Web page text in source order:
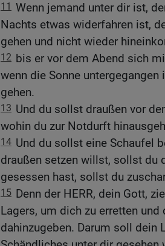
11 Wenn jemand unter dir ist,
Nachts etwas widerfahren ist,
gehen und nicht wieder
12 bis er vor dem Abend sich
wenn die Sonne
gehen.
13 Und du sollst draußen vor
wohin du zur Notdurft
14 Und du sollst eine Schaufel
draußen setzen willst, sollst du
gesessen hast, sollst du
15 Denn der HERR, dein Gott,
Lagers, um dich zu erretten und
dahinzugeben. Darum soll dein